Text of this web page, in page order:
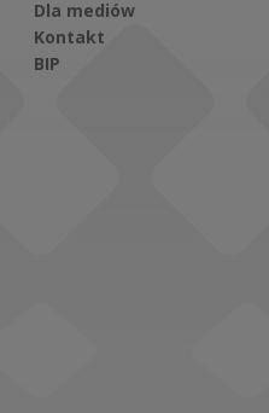
Dla mediów
Kontakt
BIP